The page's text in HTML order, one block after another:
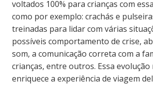
voltados 100% para crianças com
como por exemplo: crachás e
treinadas para lidar com várias
possíveis comportamento de crise,
som, a comunicação correta com a
crianças, entre outros. Essa evolução
enriquece a experiência de viagem